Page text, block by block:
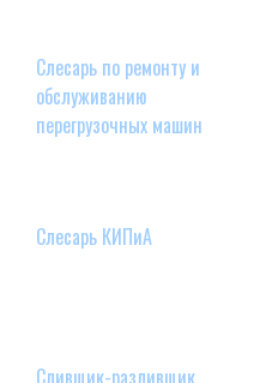
Слесарь по ремонту и
обслуживанию
перегрузочных машин
Слесарь КИПиА
Сливщик-разливщик